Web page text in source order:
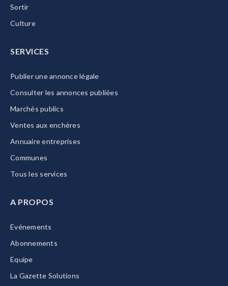
Sortir
Culture
SERVICES
Publier une annonce légale
Consulter les annonces publiées
Marchés publics
Ventes aux enchères
Annuaire entreprises
Communes
Tous les services
A PROPOS
Evénements
Abonnements
Equipe
La Gazette Solutions